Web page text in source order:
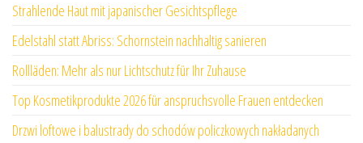
Strahlende Haut mit japanischer Gesichtspflege
Edelstahl statt Abriss: Schornstein nachhaltig sanieren
Rollläden: Mehr als nur Lichtschutz für Ihr Zuhause
Top Kosmetikprodukte 2026 für anspruchsvolle Frauen entdecken
Drzwi loftowe i balustrady do schodów policzkowych nakładanych